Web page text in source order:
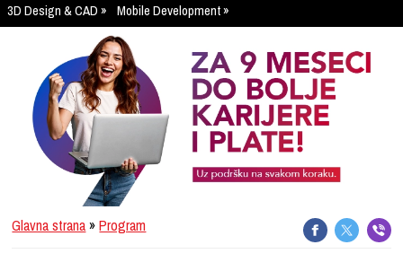
UPIS
ŠTA DOBIJATE
UČENJE NA DALJINU
DIPLOME I SERTIFIKATI
O IT AKADEMIJI
3D Design & CAD
Mobile Development
Glavna strana»Program